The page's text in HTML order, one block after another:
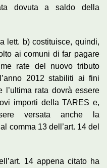
dovuta a saldo della
lett. b) costituisce, quindi,
ai comuni di far pagare
rate del nuovo tributo
2012 stabiliti ai fini
rata dovrà essere
importi della TARES e,
versata anche la
comma 13 dell’art. 14 del
14 appena citato ha